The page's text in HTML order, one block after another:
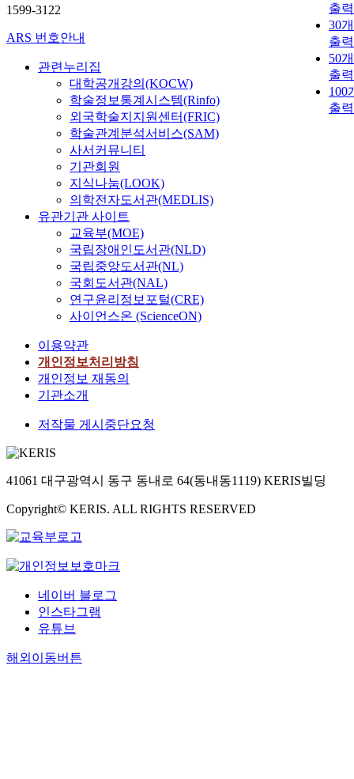
출력
30
출력
50
출력
100
출력
1599-3122
ARS 번호안내
관련누리집
대학공개강의(KOCW)
학술정보통계시스템(Rinfo)
외국학술지지원센터(FRIC)
학술관계분석서비스(SAM)
사서커뮤니티
기관회원
지식나눔(LOOK)
의학전자도서관(MEDLIS)
유관기관 사이트
교육부(MOE)
국립장애인도서관(NLD)
국립중앙도서관(NL)
국회도서관(NAL)
연구윤리정보포털(CRE)
사이언스온 (ScienceON)
이용약관
개인정보처리방침
개인정보 재동의
기관소개
저작물 게시중단요청
41061 대구광역시 동구 동내로 64(동내동1119) KERIS빌딩
Copyright© KERIS. ALL RIGHTS RESERVED
네이버 블로그
인스타그램
유튜브
해외이동버튼